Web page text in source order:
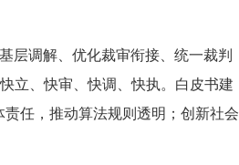
调解、优化裁审衔接、统一裁判
立、快审、快调、快执。白皮书建
任，推动算法规则透明；创新社会